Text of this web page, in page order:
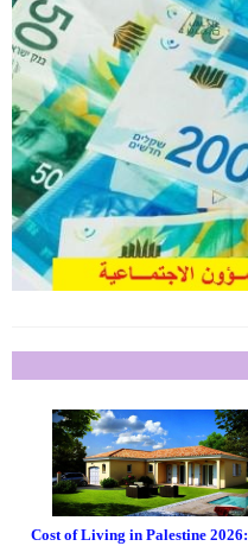
Cost of Living in Palestine 2026: